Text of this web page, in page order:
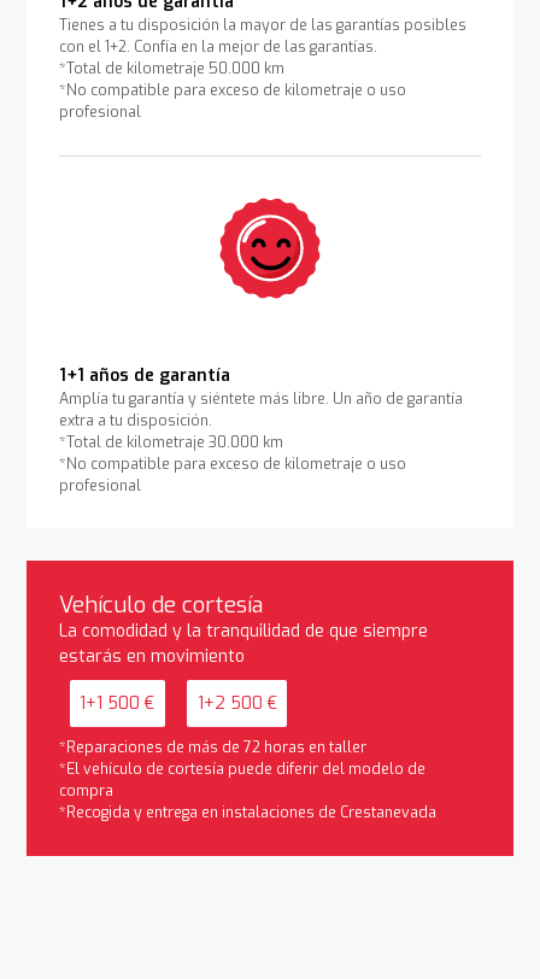
Tienes a tu disposición la mayor de las garantías posibles
con el 1+2. Confía en la mejor de las garantías.
*Total de kilometraje 50.000 km
*No compatible para exceso de kilometraje o uso
profesional
1+1 años de garantía
Amplía tu garantía y siéntete más libre. Un año de garantía
extra a tu disposición.
*Total de kilometraje 30.000 km
*No compatible para exceso de kilometraje o uso
profesional
Vehículo de cortesía
La comodidad y la tranquilidad de que siempre
estarás en movimiento
1+1 500 € 1+2 500 €
*Reparaciones de más de 72 horas en taller
*El vehículo de cortesía puede diferir del modelo de
compra
*Recogida y entrega en instalaciones de Crestanevada